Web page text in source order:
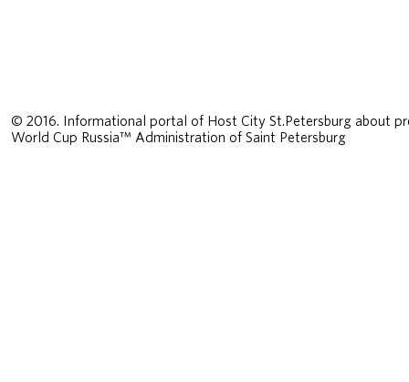
© 2016. Informational portal of Host City St.Petersburg about
World Cup Russia™ Administration of Saint Petersburg